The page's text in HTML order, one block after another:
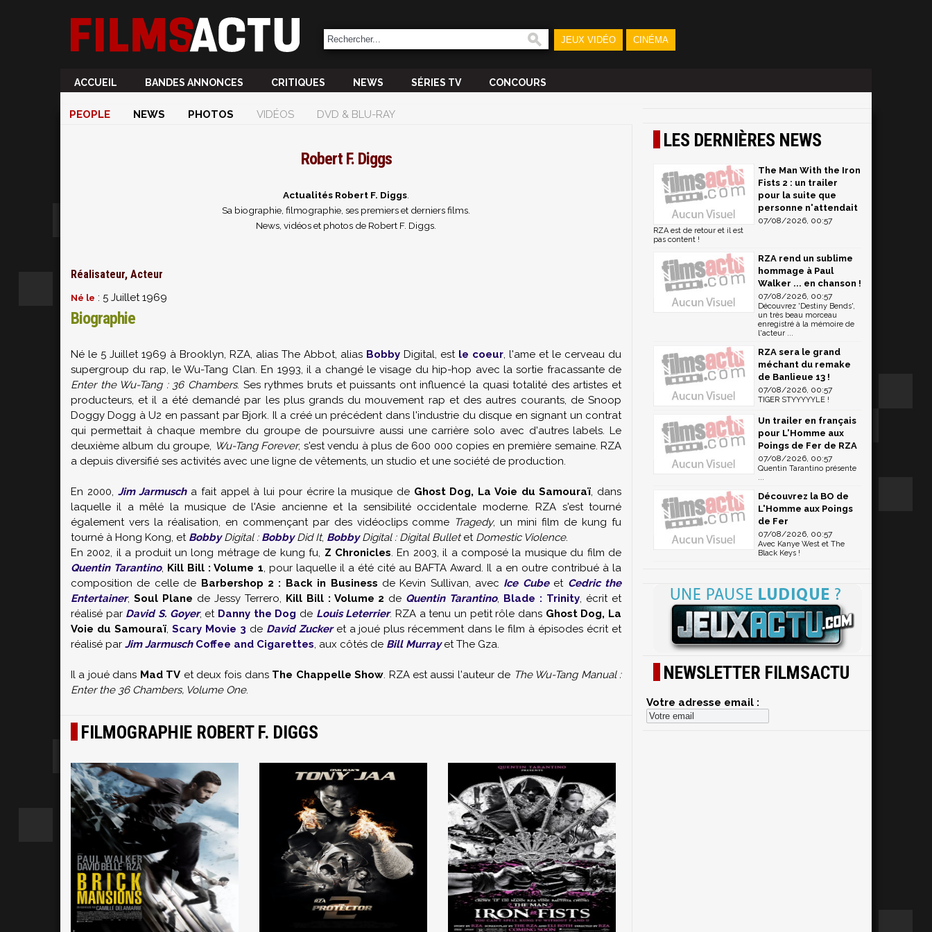
JEUX VIDÉO CINÉMA
ACCUEIL BANDES ANNONCES CRITIQUES NEWS SÉRIES TV CONCOURS
PEOPLE NEWS PHOTOS VIDÉOS DVD & BLU-RAY
Robert F. Diggs
Actualités Robert F. Diggs
Sa biographie, filmographie, ses premiers et derniers films.
News, vidéos et photos de Robert F. Diggs.
Réalisateur, Acteur
Né le : 5 Juillet 1969
Biographie
Né le 5 Juillet 1969 à Brooklyn, RZA, alias The Abbot, alias Bobby Digital, est le coeur, l'ame et le cerveau du
supergroup du rap, le Wu-Tang Clan. En 1993, il a changé le visage du hip-hop avec la sortie fracassante de
Enter the Wu-Tang : 36 Chambers. Ses rythmes bruts et puissants ont influencé la quasi totalité des artistes et
producteurs, et il a été demandé par les plus grands du mouvement rap et des autres courants, de Snoop
Doggy Dogg à U2 en passant par Bjork. Il a créé un précédent dans l'industrie du disque en signant un contrat
qui permettait à chaque membre du groupe de poursuivre aussi une carrière solo avec d'autres labels. Le
deuxième album du groupe, Wu-Tang Forever, s'est vendu à plus de 600 000 copies en première semaine. RZA
a depuis diversifié ses activités avec une ligne de vêtements, un studio et une société de production.
En 2000, Jim Jarmuscha fait appel à lui pour écrire la musique de Ghost Dog, La Voie du Samouraï, dans
laquelle il a mêlé la musique de l'Asie ancienne et la sensibilité occidentale moderne. RZA s'est tourné
également vers la réalisation, en commençant par des vidéoclips comme Tragedy, un mini film de kung fu
tourné à Hong Kong, et BobbyDigital : BobbyDid It, BobbyDigital : Digital Bulletet Domestic Violence.
En 2002, il a produit un long métrage de kung fu, Z Chronicles. En 2003, il a composé la musique du film de
Quentin Tarantino, Kill Bill : Volume 1, pour laquelle il a été cité au BAFTA Award. Il a en outre contribué à la
composition de celle de Barbershop 2 : Back in Business de Kevin Sullivan, avec Ice Cubeet Cedric the
Entertainer, Soul Plane de Jessy Terrero, Kill Bill : Volume 2 de Quentin Tarantino, Blade : Trinity, écrit et
réalisé par David S. Goyer, et Danny the Dog de Louis Leterrier. RZA a tenu un petit rôle dans Ghost Dog, La
Voie du Samouraï, Scary Movie 3 de David Zuckeret a joué plus récemment dans le film à épisodes écrit et
réalisé par Jim Jarmusch Coffee and Cigarettes, aux côtés de Bill Murrayet The Gza.
Il a joué dans Mad TV et deux fois dans The Chappelle Show. RZA est aussi l'auteur de The Wu-Tang Manual :
Enter the 36 Chambers, Volume One.
FILMOGRAPHIE ROBERT F. DIGGS
LES DERNIÈRES NEWS
The Man With the Iron
Fists 2 : un trailer
pour la suite que
personne n'attendait
07/08/2026, 00:57
RZA est de retour et il est
pas content !
RZA rend un sublime
hommage à Paul
Walker ... en chanson !
07/08/2026, 00:57
Découvrez 'Destiny Bends',
un très beau morceau
enregistré à la mémoire de
l'acteur ...
RZA sera le grand
méchant du remake
de Banlieue 13 !
07/08/2026, 00:57
TIGER STYYYYYLE !
Un trailer en français
pour L'Homme aux
Poings de Fer de RZA
07/08/2026, 00:57
Quentin Tarantino présente
...
Découvrez la BO de
L'Homme aux Poings
de Fer
07/08/2026, 00:57
Avec Kanye West et The
Black Keys !
NEWSLETTER FILMSACTU
Votre adresse email :